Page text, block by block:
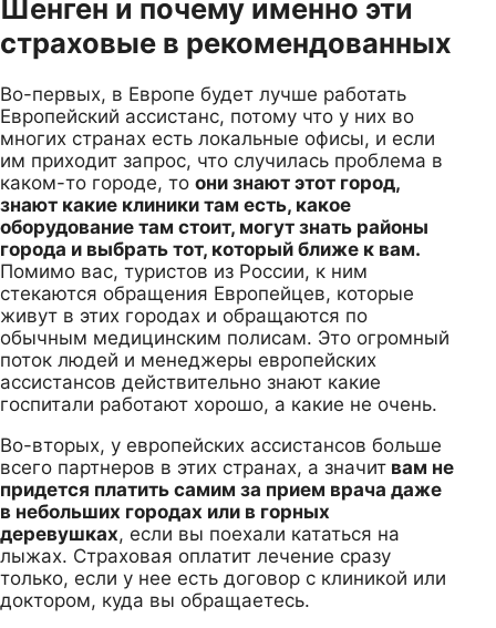
Шенген и почему именно эти
страховые в рекомендованных
Во-первых, в Европе будет лучше работать
Европейский ассистанс, потому что у них во
многих странах есть локальные офисы, и если
им приходит запрос, что случилась проблема в
каком-то городе, то они знают этот город,
знают какие клиники там есть, какое
оборудование там стоит, могут знать районы
города и выбрать тот, который ближе к вам.
Помимо вас, туристов из России, к ним
стекаются обращения Европейцев, которые
живут в этих городах и обращаются по
обычным медицинским полисам. Это огромный
поток людей и менеджеры европейских
ассистансов действительно знают какие
госпитали работают хорошо, а какие не очень.
Во-вторых, у европейских ассистансов больше
всего партнеров в этих странах, а значит вам не
придется платить самим за прием врача даже
в небольших городах или в горных
деревушках, если вы поехали кататься на
лыжах. Страховая оплатит лечение сразу
только, если у нее есть договор с клиникой или
доктором, куда вы обращаетесь.